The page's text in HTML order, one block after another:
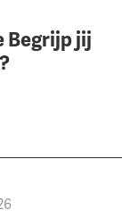
Begrijp jij